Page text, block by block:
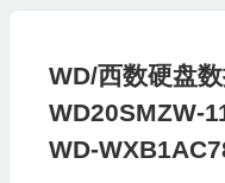
WD/西数硬盘
WD20SMZW-
WD-